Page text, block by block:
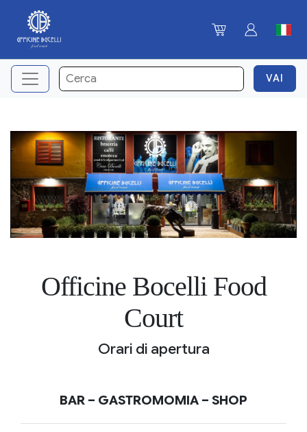
Officine Bocelli Food
Court
Orari di apertura
BAR – GASTROMOMIA – SHOP